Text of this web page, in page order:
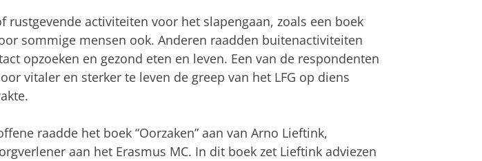
rustgevende activiteiten voor het slapengaan, zoals een boek
sommige mensen ook. Anderen raadden buitenactiviteiten
opzoeken en gezond eten en leven. Een van de respondenten
vitaler en sterker te leven de greep van het LFG op diens
raadde het boek “Oorzaken” aan van Arno Lieftink,
aan het Erasmus MC. In dit boek zet Lieftink adviezen